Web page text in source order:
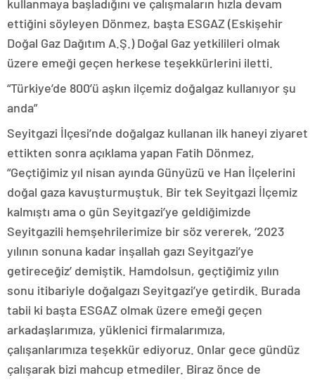
kullanmaya başladığını ve çalışmaların hızla devam
ettiğini söyleyen Dönmez, başta ESGAZ (Eskişehir
Doğal Gaz Dağıtım A.Ş.) Doğal Gaz yetkilileri olmak
üzere emeği geçen herkese teşekkürlerini iletti.
“Türkiye’de 800’ü aşkın ilçemiz doğalgaz kullanıyor şu
anda”
Seyitgazi İlçesi’nde doğalgaz kullanan ilk haneyi ziyaret
ettikten sonra açıklama yapan Fatih Dönmez,
“Geçtiğimiz yıl nisan ayında Günyüzü ve Han İlçelerini
doğal gaza kavuşturmuştuk. Bir tek Seyitgazi İlçemiz
kalmıştı ama o gün Seyitgazi’ye geldiğimizde
Seyitgazili hemşehrilerimize bir söz vererek, ‘2023
yılının sonuna kadar inşallah gazı Seyitgazi’ye
getireceğiz’ demiştik. Hamdolsun, geçtiğimiz yılın
sonu itibariyle doğalgazı Seyitgazi’ye getirdik. Burada
tabii ki başta ESGAZ olmak üzere emeği geçen
arkadaşlarımıza, yüklenici firmalarımıza,
çalışanlarımıza teşekkür ediyoruz. Onlar gece gündüz
çalışarak bizi mahcup etmediler. Biraz önce de